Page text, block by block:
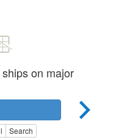
on major
Search